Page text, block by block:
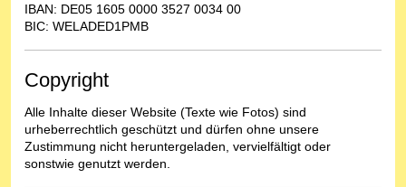
IBAN: DE05 1605 0000 3527 0034 00
BIC: WELADED1PMB
Copyright
Alle Inhalte dieser Website (Texte wie Fotos) sind
urheberrechtlich geschützt und dürfen ohne unsere
Zustimmung nicht heruntergeladen, vervielfältigt oder
sonstwie genutzt werden.